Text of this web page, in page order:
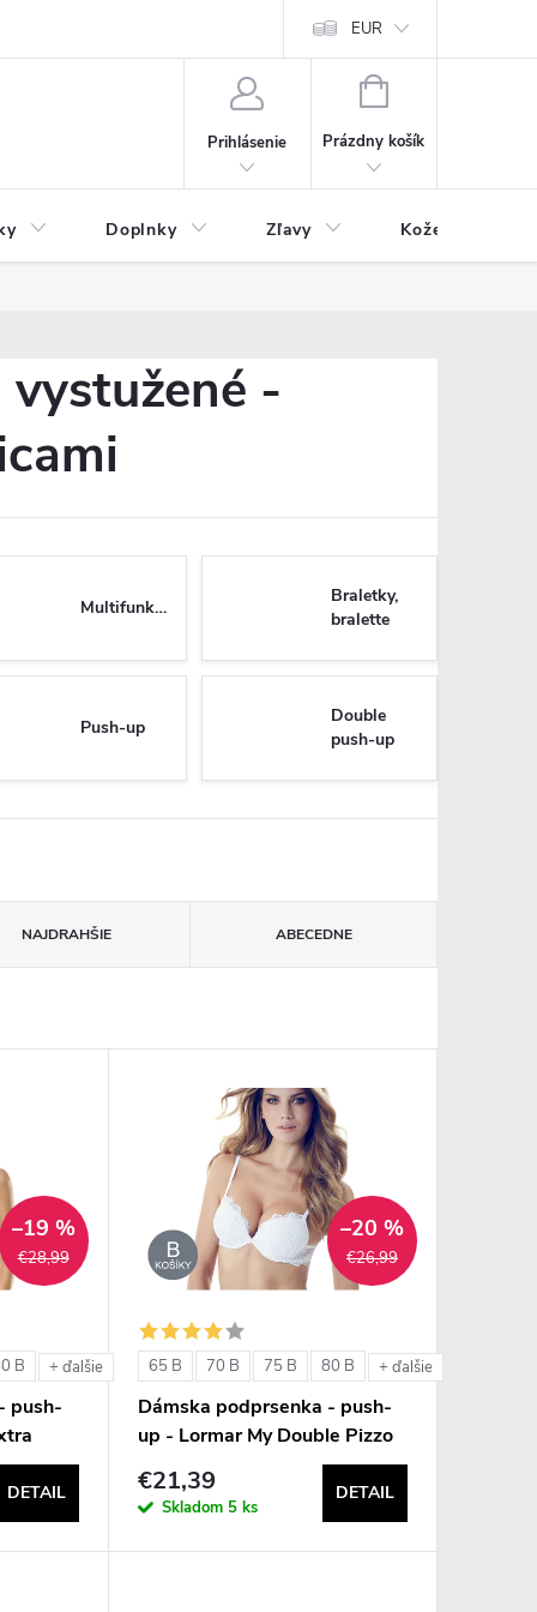
EUR
Prihlásenie
NÁKUPNÝ
Prázdny košík
Doplnky Zľavy Kožený tovar
-
Multifunkčné
Braletky,
bralette
Push-up
Double
push-up
NAJDRAHŠIE ABECEDNE
€28,99
–19 %
B + ďalšie
push-
DETAIL
€26,99
–20 %
65 B 70 B 75 B 80 B + ďalšie
Dámska podprsenka - push-
up - Lormar My Double Pizzo
€21,39
Skladom 5 ks
DETAIL